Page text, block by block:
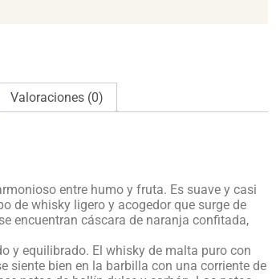
Valoraciones (0)
entre humo y fruta. Es suave y casi
de whisky ligero y acogedor que surge de
encuentran cáscara de naranja confitada,
y equilibrado. El whisky de malta puro con
siente bien en la barbilla con una corriente de